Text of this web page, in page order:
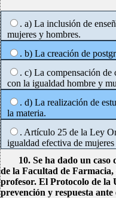
. a) La inclusión de
mujeres y hombres.
. b) La creación de
. c) La compensación de
con la igualdad hombre y
. d) La realización de
la materia.
. Artículo 25 de la Ley
igualdad efectiva de
10. Se ha dado un caso
de la Facultad de
profesor. El Protocolo de la
prevención y respuesta